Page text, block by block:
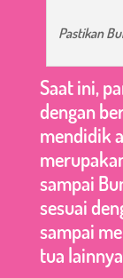
Pastikan
Saat ini,
dengan
mendidik
sampai
sesuai
sampai
tua